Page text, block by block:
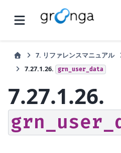
7. リファレンスマニュアル
7.27.1.26.
grn_user_data
7.27.1.26.